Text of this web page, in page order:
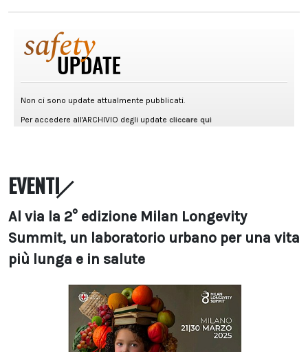
EVENTI
Al via la 2° edizione Milan Longevity
Summit, un laboratorio urbano per una vita
più lunga e in salute